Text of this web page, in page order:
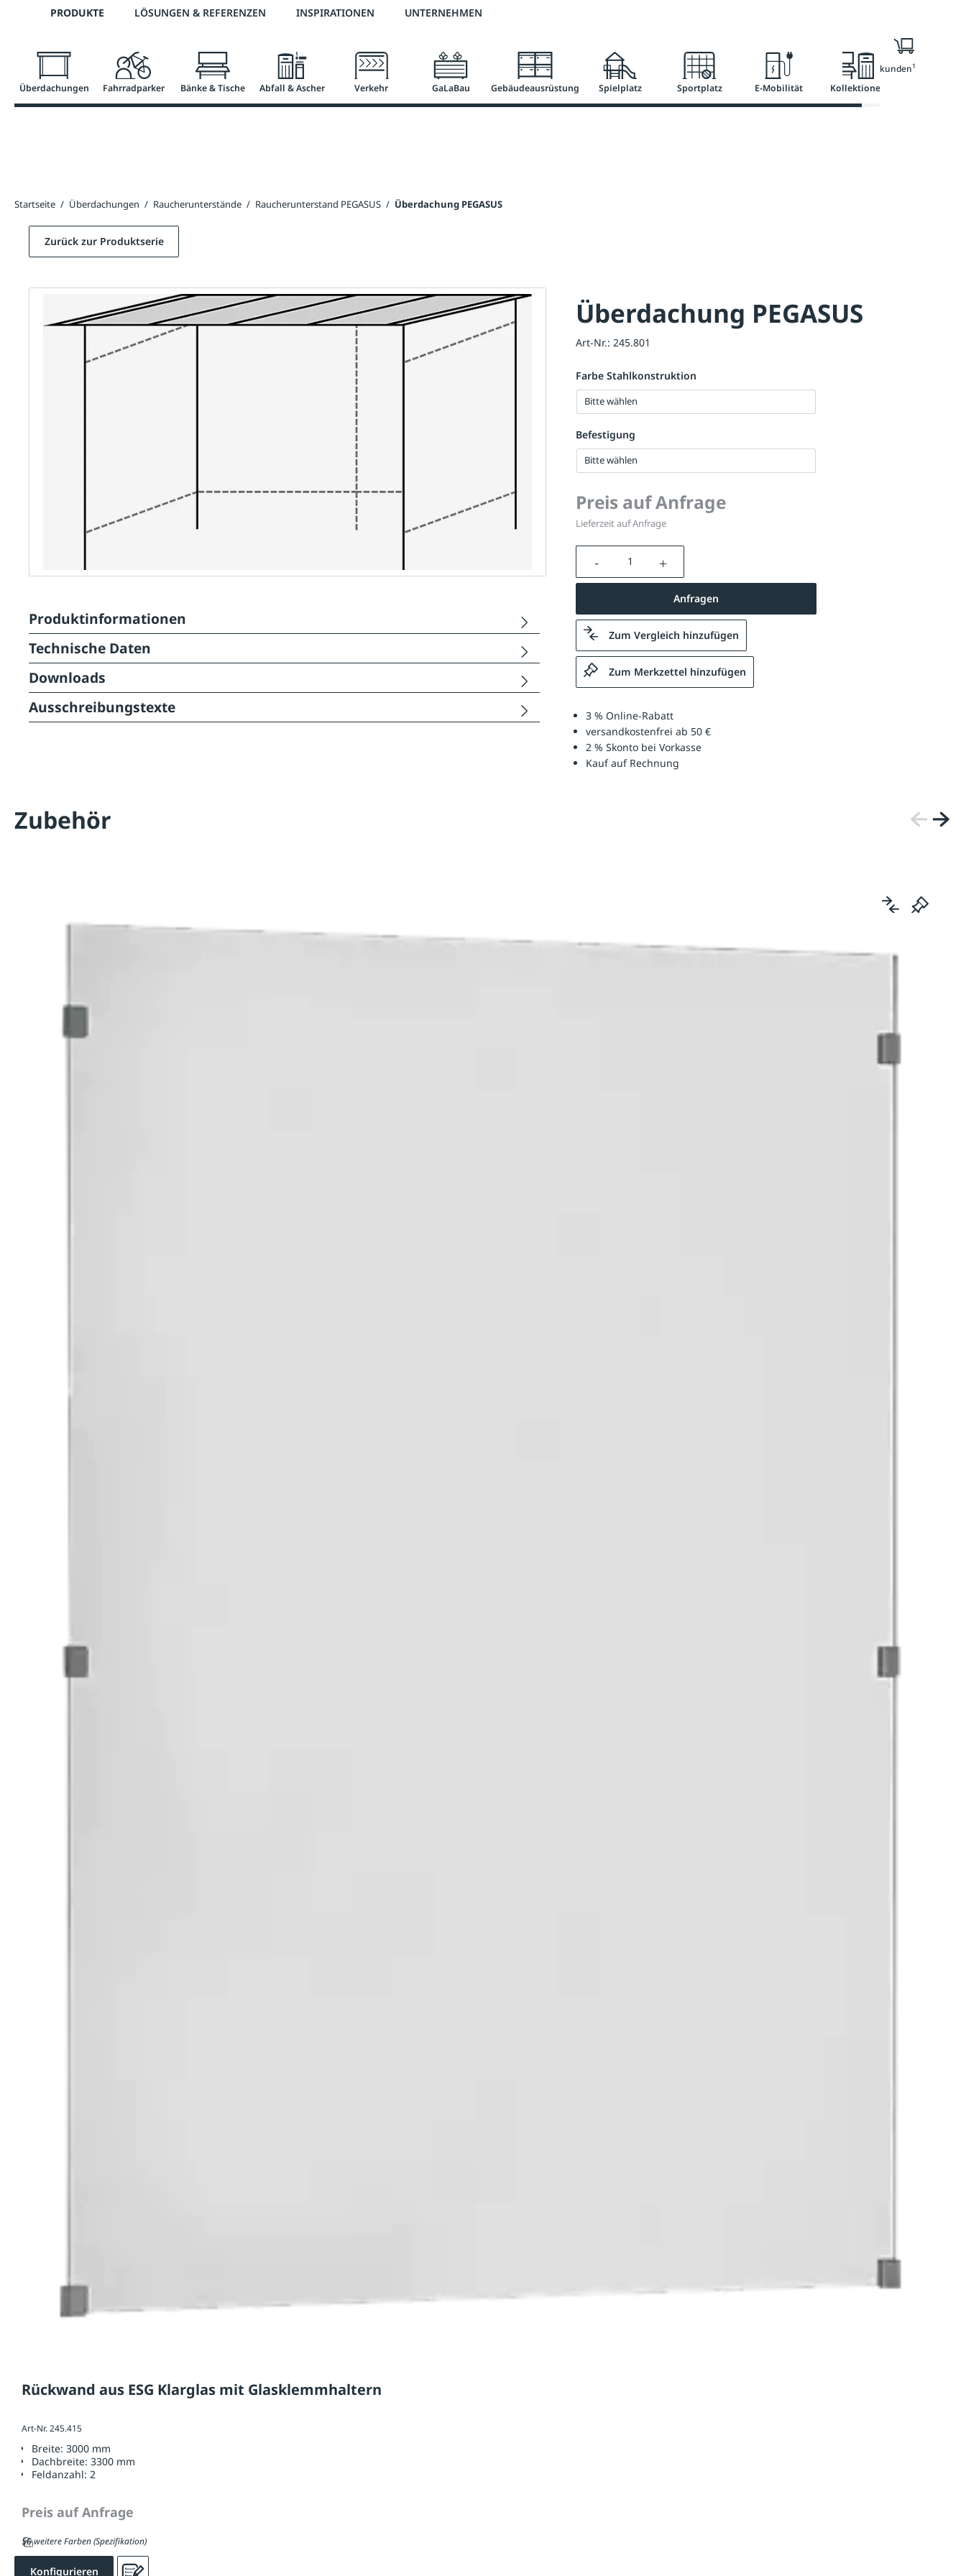
Zur Hauptnavigation springen
Telefon: +43 7672 95895 0 3 % Online-Rabatt versandkostenfrei ab 50 €
PRODUKTE LÖSUNGEN & REFERENZEN INSPIRATIONEN UNTERNEHMEN
Überdachungen Fahrradparker Bänke & Tische Abfall & Ascher Verkehr GaLaBau Gebäudeausrüstung Spielplatz Sportplatz E-Mobilität Kollektionen
Nur für Geschäftskunden1
Startseite / Überdachungen / Raucherunterstände / Raucherunterstand PEGASUS / Überdachung PEGASUS
Überdachung PEGASUS
Art-Nr.: 245.801
Farbe Stahlkonstruktion
Bitte wählen
Befestigung
Bitte wählen
Preis auf Anfrage
Lieferzeit auf Anfrage
Produkt Anzahl: Gib den gewünschten Wert ein oder
Anfragen
Zum Vergleich hinzufügen
Zum Merkzettel hinzufügen
3 % Online-Rabatt
versandkostenfrei ab 50 €
2 % Skonto bei Vorkasse
Kauf auf Rechnung
Zurück zur Produktserie
Produktinformationen
Technische Daten
Downloads
Ausschreibungstexte
Zubehör
Rückwand aus ESG Klarglas mit Glasklemmhaltern
Art-Nr. 245.415
Breite: 3000 mm
Dachbreite: 3300 mm
Feldanzahl: 2
Preis auf Anfrage
56 weitere Farben (Spezifikation)
Konfigurieren